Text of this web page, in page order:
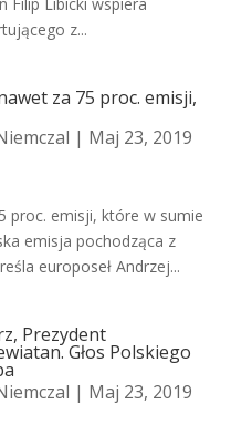
z...
za 75 proc. emisji,
| Maj 23, 2019
proc. emisji, które w sumie
emisja pochodząca z
europoseł Andrzej...
Prezydent
Głos Polskiego
| Maj 23, 2019